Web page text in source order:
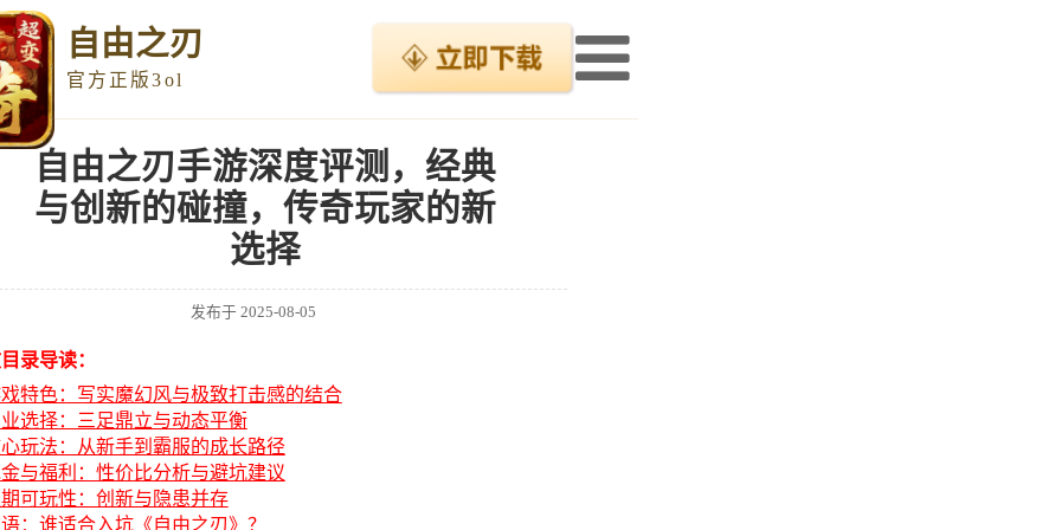
自由之刃
官方正版3ol
自由之刃手游深度评测，经典
与创新的碰撞，传奇玩家的新
选择
发布于 2025-08-05
录导读：
特色：写实魔幻风与极致打击感的结合
选择：三足鼎立与动态平衡
玩法：从新手到霸服的成长路径
与福利：性价比分析与避坑建议
可玩性：创新与隐患并存
：谁适合入坑《自由之刃》？